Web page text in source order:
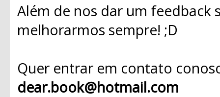
Além de nos dar um
melhorarmos sempre! ;D
Quer entrar em contato
dear.book@hotmail.com